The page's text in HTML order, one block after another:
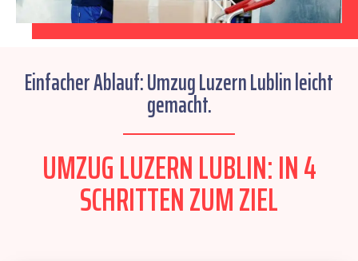
Einfacher Ablauf: Umzug Luzern Lublin leicht
gemacht.
UMZUG LUZERN LUBLIN: IN 4
SCHRITTEN ZUM ZIEL